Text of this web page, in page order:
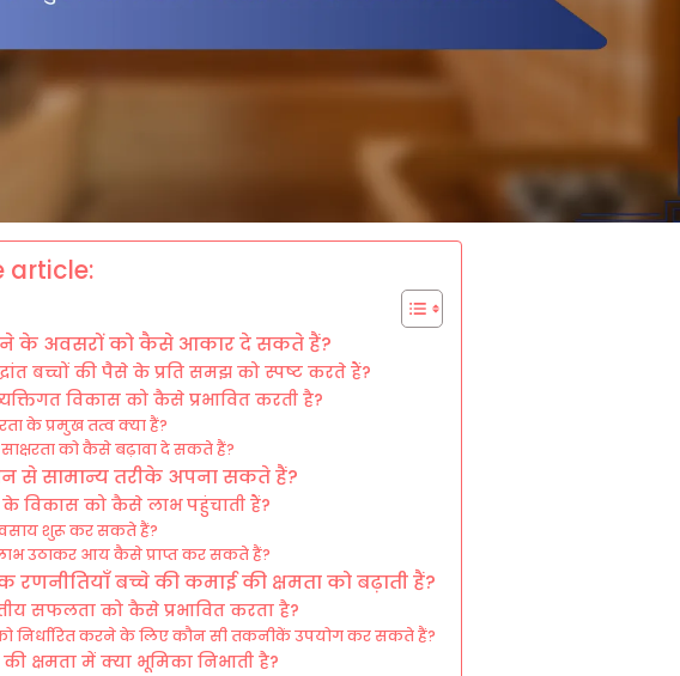
article:
के अवसरों को कैसे आकार दे सकते हैं?
बच्चों की पैसे के प्रति समझ को स्पष्ट करते हैं?
व्यक्तिगत विकास को कैसे प्रभावित करती है?
के प्रमुख तत्व क्या हैं?
साक्षरता को कैसे बढ़ावा दे सकते हैं?
से सामान्य तरीके अपना सकते हैं?
के विकास को कैसे लाभ पहुंचाती हैं?
शुरू कर सकते हैं?
उठाकर आय कैसे प्राप्त कर सकते हैं?
रणनीतियाँ बच्चे की कमाई की क्षमता को बढ़ाती हैं?
सफलता को कैसे प्रभावित करता है?
को निर्धारित करने के लिए कौन सी तकनीकें उपयोग कर सकते हैं?
क्षमता में क्या भूमिका निभाती है?